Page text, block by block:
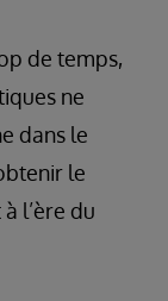
de temps,
ne
dans le
le
l’ère du